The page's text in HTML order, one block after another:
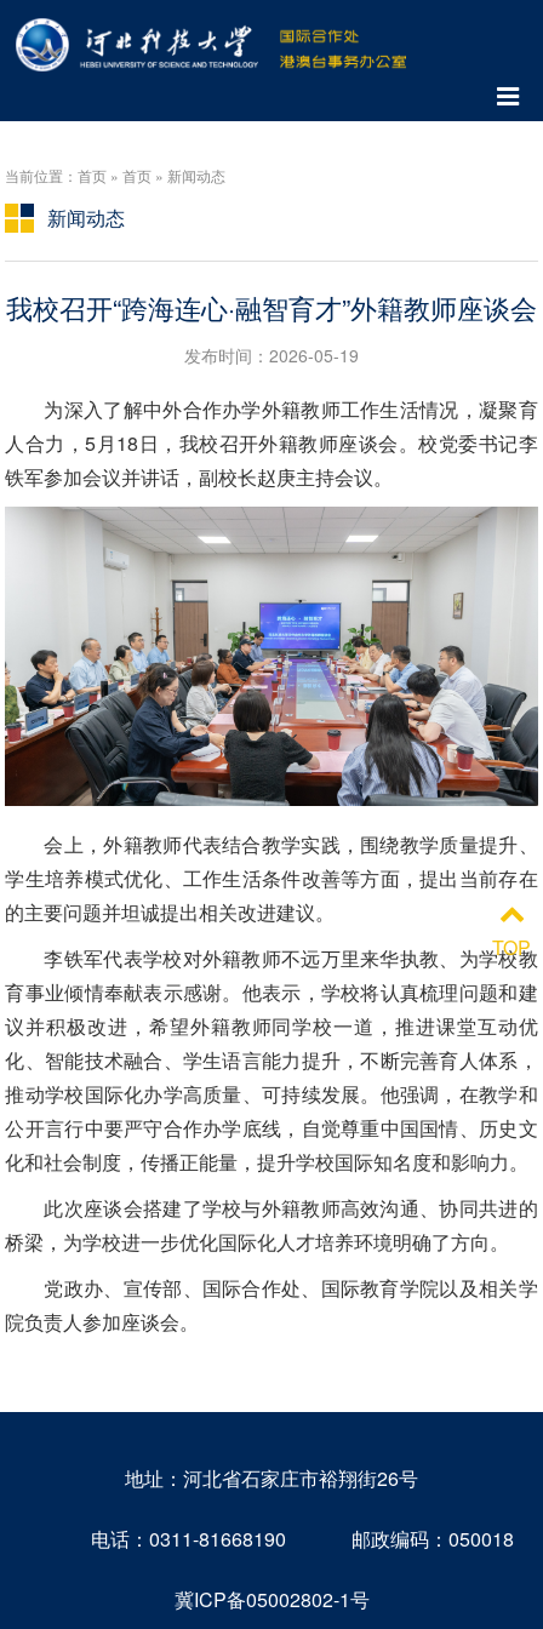
当前位置：首页 » 首页 » 新闻动态
新闻动态
我校召开“跨海连心·融智育才”外籍教师座谈会
发布时间：2026-05-19
为深入了解中外合作办学外籍教师工作生活情况，凝聚育
人合力，5月18日，我校召开外籍教师座谈会。校党委书记李
铁军参加会议并讲话，副校长赵庚主持会议。
会上，外籍教师代表结合教学实践，围绕教学质量提升、
学生培养模式优化、工作生活条件改善等方面，提出当前存在
的主要问题并坦诚提出相关改进建议。
李铁军代表学校对外籍教师不远万里来华执教、为学校教
育事业倾情奉献表示感谢。他表示，学校将认真梳理问题和建
议并积极改进，希望外籍教师同学校一道，推进课堂互动优
化、智能技术融合、学生语言能力提升，不断完善育人体系，
推动学校国际化办学高质量、可持续发展。他强调，在教学和
公开言行中要严守合作办学底线，自觉尊重中国国情、历史文
化和社会制度，传播正能量，提升学校国际知名度和影响力。
此次座谈会搭建了学校与外籍教师高效沟通、协同共进的
桥梁，为学校进一步优化国际化人才培养环境明确了方向。
党政办、宣传部、国际合作处、国际教育学院以及相关学
院负责人参加座谈会。
地址：河北省石家庄市裕翔街26号
电话：0311-81668190 邮政编码：050018
冀ICP备05002802-1号
TOP